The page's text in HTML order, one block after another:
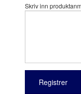
Skriv inn